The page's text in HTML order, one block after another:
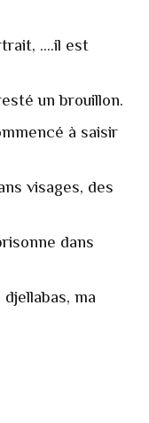
....il est
un brouillon.
à saisir
visages, des
dans
ma